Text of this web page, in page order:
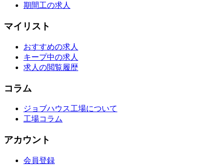
期間工の求人
マイリスト
おすすめの求人
キープ中の求人
求人の閲覧履歴
コラム
ジョブハウス工場について
工場コラム
アカウント
会員登録